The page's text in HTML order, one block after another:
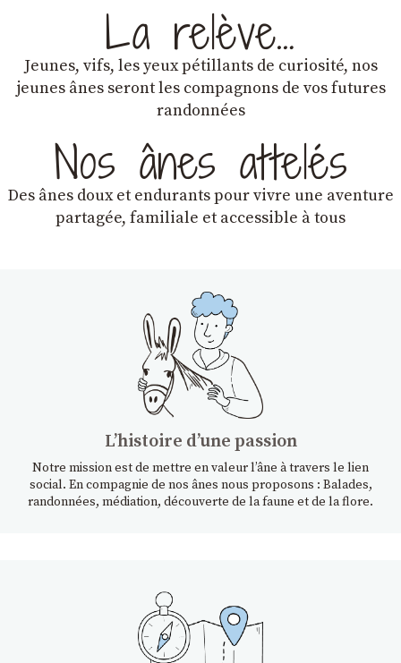
La relève…
Jeunes, vifs, les yeux pétillants de curiosité, nos
jeunes ânes seront les compagnons de vos futures
randonnées
Nos ânes attelés
Des ânes doux et endurantspour vivre une aventure
partagée, familiale et accessible à tous
Lʼhistoire dʼune passion
Notre mission est de mettre en valeur l’âne à travers le lien
social. En compagnie de nos ânes nous proposons : Balades,
randonnées, médiation, découverte de la faune et de la flore.